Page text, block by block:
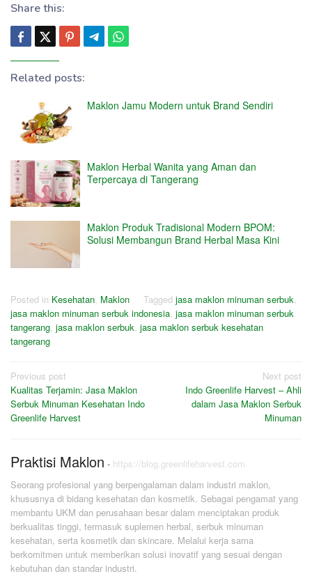
Share this:
Related posts:
Maklon Jamu Modern untuk Brand Sendiri
Maklon Herbal Wanita yang Aman dan
Terpercaya di Tangerang
Maklon Produk Tradisional Modern BPOM:
Solusi Membangun Brand Herbal Masa Kini
Posted in Kesehatan, Maklon Tagged jasa maklon minuman serbuk,
jasa maklon minuman serbuk indonesia, jasa maklon minuman serbuk
tangerang, jasa maklon serbuk, jasa maklon serbuk kesehatan
tangerang
Post
navigation
Previous post
Kualitas Terjamin: Jasa Maklon
Serbuk Minuman Kesehatan Indo
Greenlife Harvest
Next post
Indo Greenlife Harvest – Ahli
dalam Jasa Maklon Serbuk
Minuman
Praktisi Maklon - https://blog.greenlifeharvest.com
Seorang profesional yang berpengalaman dalam industri maklon,
khususnya di bidang kesehatan dan kosmetik. Sebagai pengamat yang
membantu UKM dan perusahaan besar dalam menciptakan produk
berkualitas tinggi, termasuk suplemen herbal, serbuk minuman
kesehatan, serta kosmetik dan skincare. Melalui kerja sama
berkomitmen untuk memberikan solusi inovatif yang sesuai dengan
kebutuhan dan standar industri.